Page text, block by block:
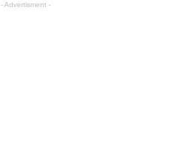
- Advertisment -